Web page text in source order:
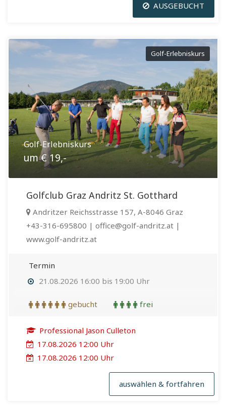
AUSGEBUCHT
Golf-Erlebniskurs
Golf-Erlebniskurs
um € 19,-
Golfclub Graz Andritz St. Gotthard
Andritzer Reichsstrasse 157, A-8046 Graz
+43-316-695800 | office@golf-andritz.at |
www.golf-andritz.at
Termin
21.08.2026 16:00 bis 19:00 Uhr
gebucht frei
Professional Jason Culleton
17.08.2026 12:00 Uhr
17.08.2026 12:00 Uhr
auswählen & fortfahren